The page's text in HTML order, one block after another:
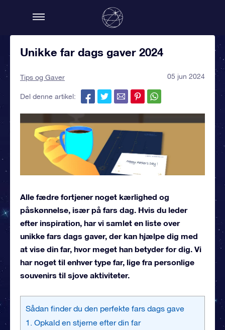
Unikke far dags gaver 2024
Tips og Gaver 05 jun 2024
Del denne artikel:
Alle fædre fortjener noget kærlighed og
påskønnelse, især på fars dag. Hvis du leder
efter inspiration, har vi samlet en liste over
unikke fars dags gaver, der kan hjælpe dig med
at vise din far, hvor meget han betyder for dig. Vi
har noget til enhver type far, lige fra personlige
souvenirs til sjove aktiviteter.
Sådan finder du den perfekte fars dags gave
1. Opkald en stjerne efter din far